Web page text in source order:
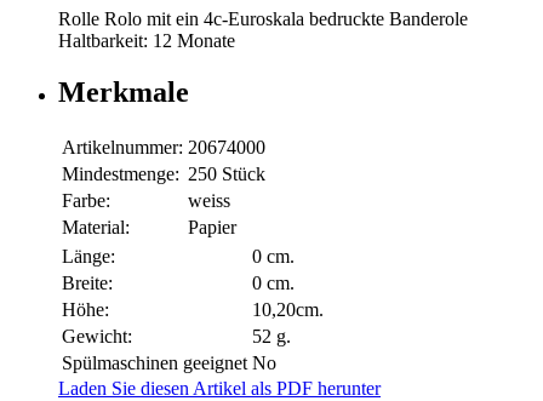
Rolle Rolo mit ein 4c-Euroskala bedruckte Banderole
Haltbarkeit: 12 Monate
Merkmale
Artikelnummer: 20674000
Mindestmenge: 250 Stück
Farbe:
weiss
Material:
Papier
Länge:
0 cm.
Breite:
0 cm.
Höhe:
10,20cm.
Gewicht:
52 g.
Spülmaschinen geeignet No
Laden Sie diesen Artikel als PDF herunter